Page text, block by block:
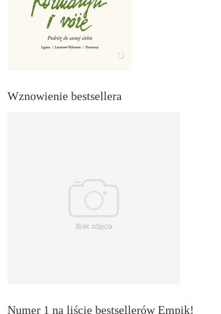
Wznowienie bestsellera
Numer 1 na liście bestsellerów Empik!